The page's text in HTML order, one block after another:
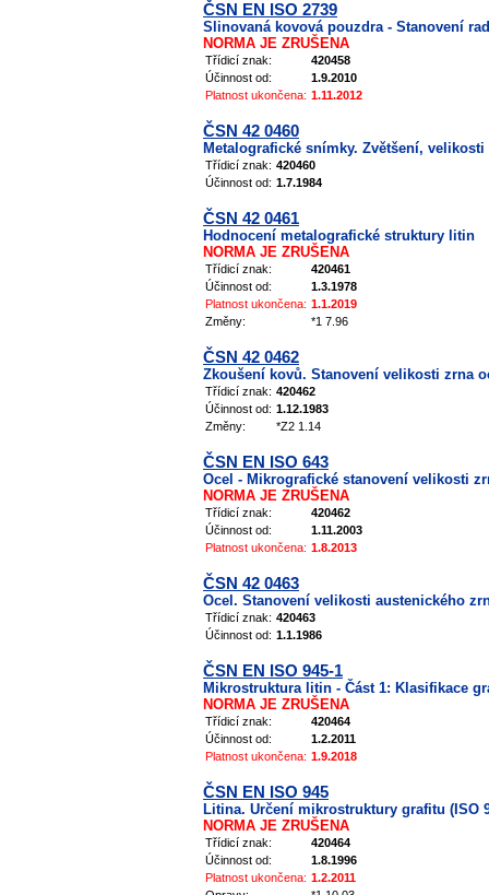
ČSN EN ISO 2739
Slinovaná kovová pouzdra - Stanovení
NORMA JE ZRUŠENA
Třídicí znak:
420458
Účinnost od:
1.9.2010
Platnost ukončena: 1.11.2012
ČSN 42 0460
Metalografické snímky. Zvětšení,
Třídicí znak: 420460
Účinnost od: 1.7.1984
ČSN 42 0461
Hodnocení metalografické struktury litin
NORMA JE ZRUŠENA
Třídicí znak:
420461
Účinnost od:
1.3.1978
Platnost ukončena: 1.1.2019
Změny:
*1 7.96
ČSN 42 0462
Zkoušení kovů. Stanovení velikosti zrna
Třídicí znak: 420462
Účinnost od: 1.12.1983
Změny:
*Z2 1.14
ČSN EN ISO 643
Ocel - Mikrografické stanovení velikosti
NORMA JE ZRUŠENA
Třídicí znak:
420462
Účinnost od:
1.11.2003
Platnost ukončena: 1.8.2013
ČSN 42 0463
Ocel. Stanovení velikosti austenického
Třídicí znak: 420463
Účinnost od: 1.1.1986
ČSN EN ISO 945-1
Mikrostruktura litin - Část 1: Klasifikace
NORMA JE ZRUŠENA
Třídicí znak:
420464
Účinnost od:
1.2.2011
Platnost ukončena: 1.9.2018
ČSN EN ISO 945
Litina. Určení mikrostruktury grafitu (ISO
NORMA JE ZRUŠENA
Třídicí znak:
420464
Účinnost od:
1.8.1996
Platnost ukončena: 1.2.2011